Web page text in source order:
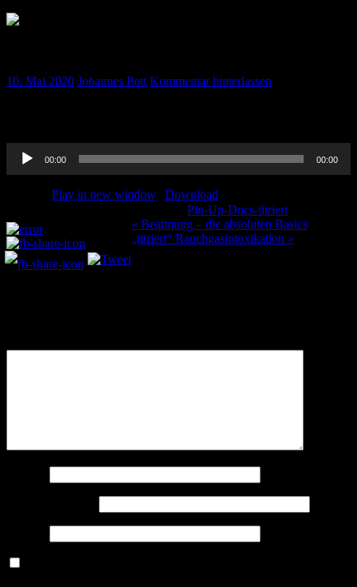
10. Mai 2020 Johannes Pott Kommentar hinterlassen
Audio-
Player
00:00 00:00
Play in new window
Download
Pin-Up-Docs-titriert
Beitragsnavigation« Beatmung – die absoluten Basics
„titriert“ Rauchgasintoxikation »